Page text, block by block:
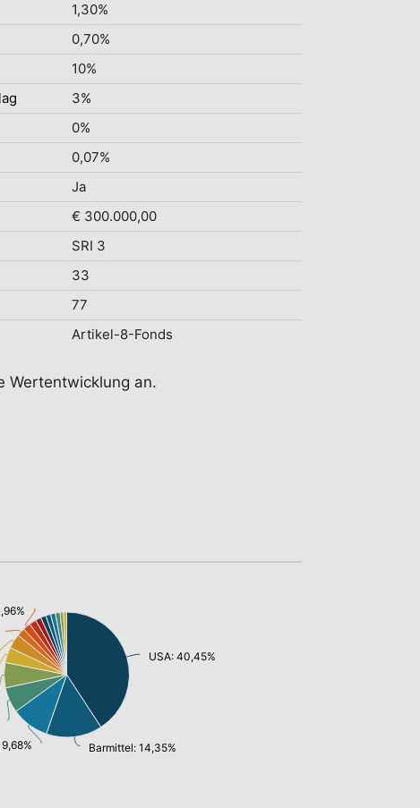
1,30%
0,70%
10%
3%
0%
0,07%
Ja
€ 300.000,00
SRI 3
33
77
Artikel-8-Fonds
Wertentwicklung an.
USA: 40,45%
Barmittel: 14,35%